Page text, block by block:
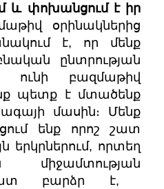
և փոխանցում է իր
օրինակներից
է, որ մենք
ընտրության
բազմաթիվ
պետք է մտածենք
մասին։ Մենք
ենք որոշ շատ
երկրներում, որտեղ
միջամտության
բարձր է,